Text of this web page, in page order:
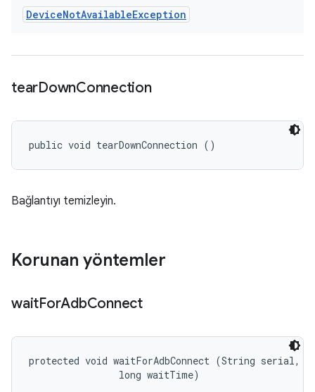
DeviceNotAvailableException
tearDownConnection
public void tearDownConnection ()
Bağlantıyı temizleyin.
Korunan yöntemler
waitForAdbConnect
protected void waitForAdbConnect (String serial,
                long waitTime)